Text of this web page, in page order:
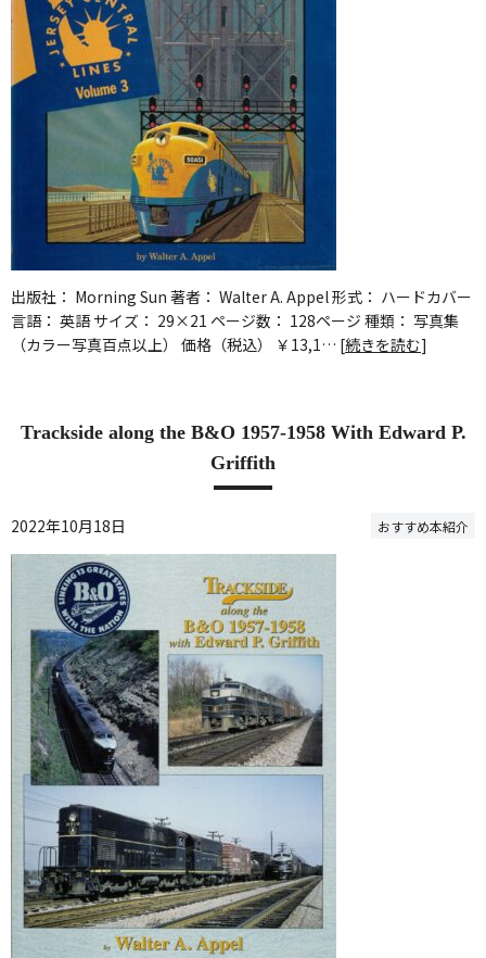
出版社： Morning Sun 著者： Walter A. Appel 形式： ハードカバー
言語： 英語 サイズ： 29×21 ページ数： 128ページ 種類： 写真集
（カラー写真百点以上） 価格（税込） ￥13,1… [続きを読む]
Trackside along the B&O 1957-1958 With Edward P.
Griffith
2022年10月18日 おすすめ本紹介